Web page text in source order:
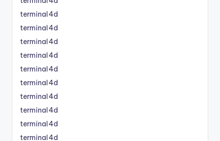
terminal4d
terminal4d
terminal4d
terminal4d
terminal4d
terminal4d
terminal4d
terminal4d
terminal4d
terminal4d